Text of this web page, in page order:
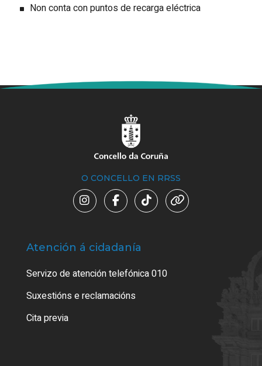
Non conta con puntos de recarga eléctrica
O CONCELLO EN RRSS
Atención á cidadanía
Servizo de atención telefónica 010
Suxestións e reclamacións
Cita previa